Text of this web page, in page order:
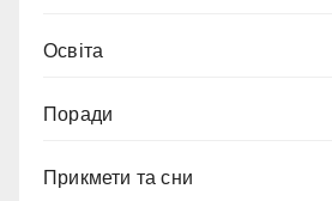
Освіта
Поради
Прикмети та сни